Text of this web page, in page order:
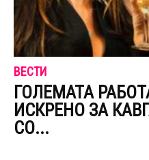
ВЕСТИ
ГОЛЕМАТА
ИСКРЕНО ЗА
СО...